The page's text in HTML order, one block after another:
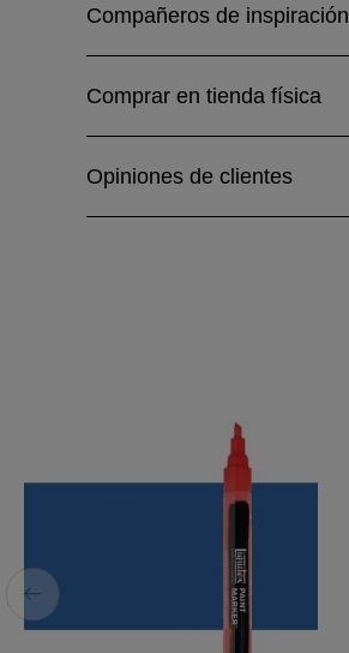
Compañeros de inspiración
Comprar en tienda física
Opiniones de clientes